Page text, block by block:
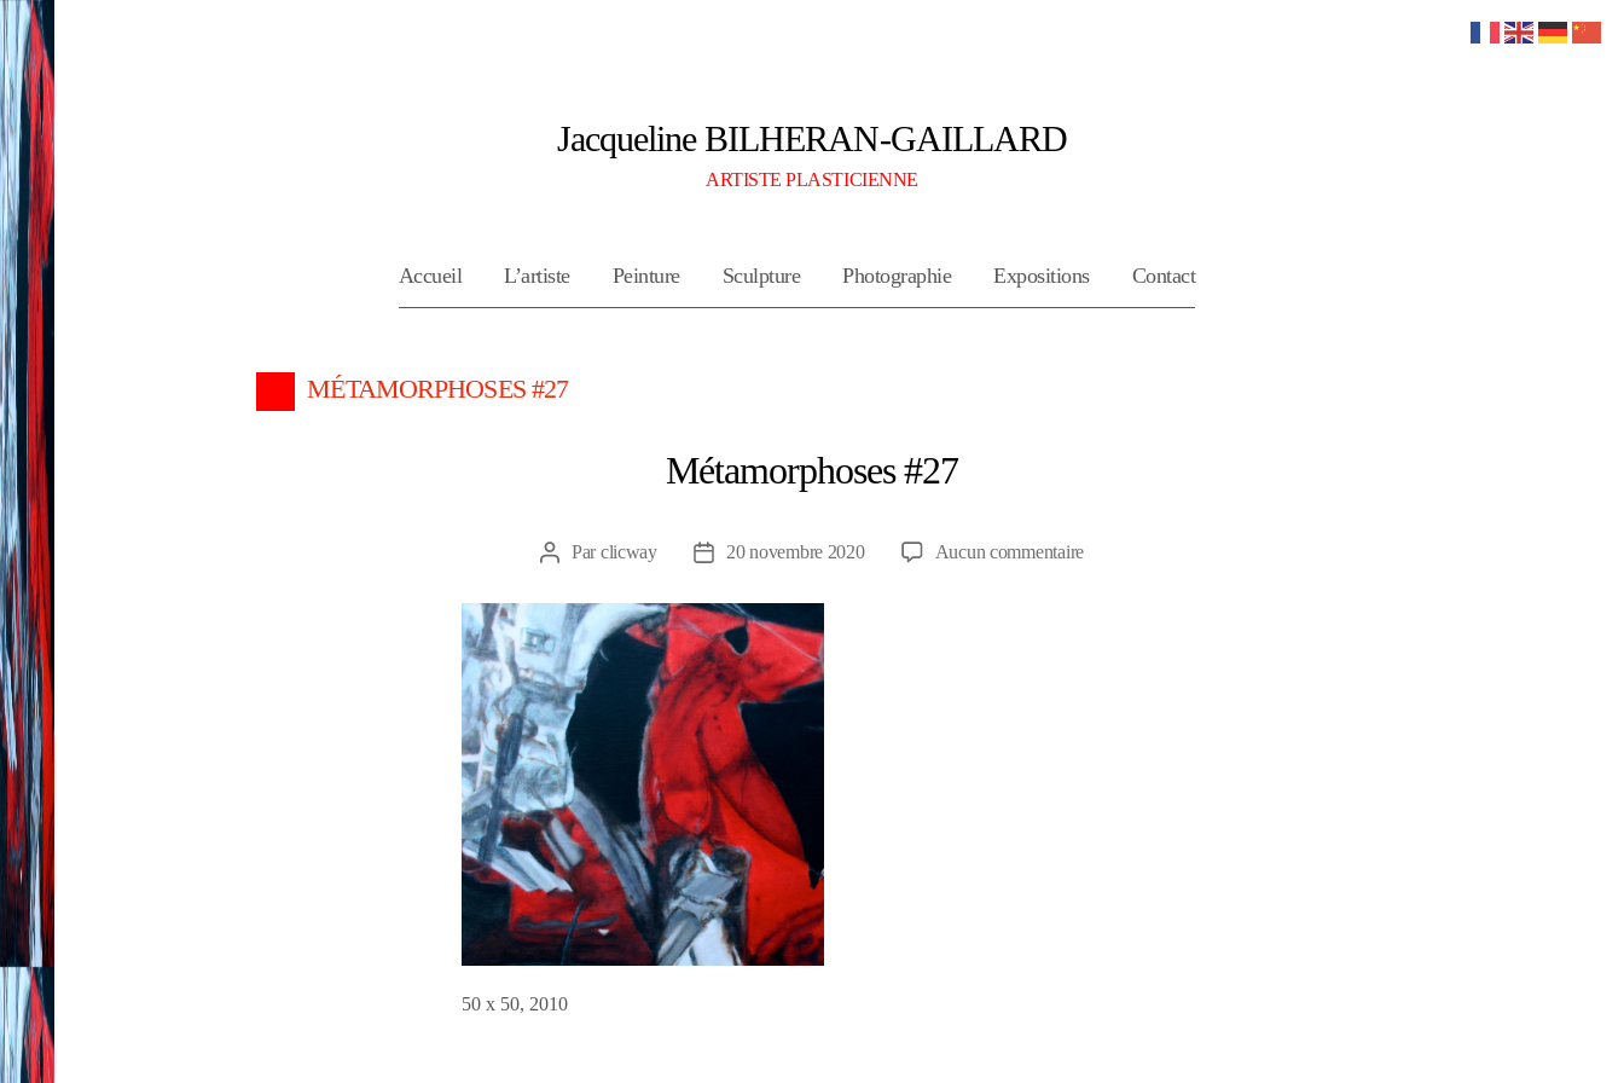
Jacqueline BILHERAN-GAILLARD
ARTISTE PLASTICIENNE
Accueil L’artiste Peinture Sculpture Photographie Expositions Contact
MÉTAMORPHOSES #27
Métamorphoses #27
Auteur
l’article
Parclicway
Date
l’article
20 novembre 2020 Aucun commentairesur
50 x 50, 2010